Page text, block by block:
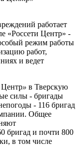
работает
«Россети Центр» -
режим работы
работ,
и ведет
Центр» в Тверскую
силы - бригады
- 116 бригад
Общее
бригад и почти 800
в том числе